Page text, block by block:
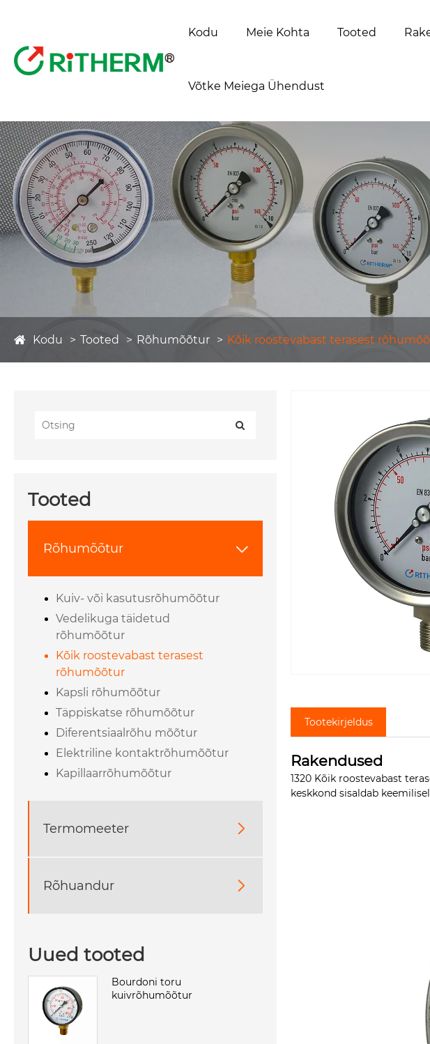
Kodu Meie Kohta Tooted
Võtke Meiega Ühendust
Kodu Tooted Rõhumõõtur Kõik roostevabast terasest
Tooted
Rõhumõõtur 
Kuiv- või kasutusrõhumõõtur
Vedelikuga täidetud
rõhumõõtur
Kõik roostevabast terasest
rõhumõõtur
Kapsli rõhumõõtur
Täppiskatse rõhumõõtur
Diferentsiaalrõhu mõõtur
Elektriline kontaktrõhumõõtur
Kapillaarrõhumõõtur
Termomeeter 
Rõhuandur 
Uued tooted
Bourdoni toru
kuivrõhumõõtur
Tootekirjeldus
Rakendused
1320 Kõik roostevabast
keskkond sisaldab